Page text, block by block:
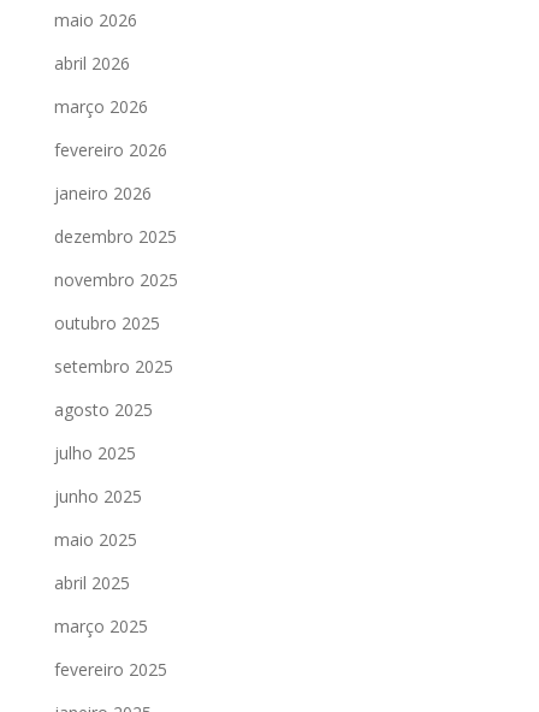
maio 2026
abril 2026
março 2026
fevereiro 2026
janeiro 2026
dezembro 2025
novembro 2025
outubro 2025
setembro 2025
agosto 2025
julho 2025
junho 2025
maio 2025
abril 2025
março 2025
fevereiro 2025